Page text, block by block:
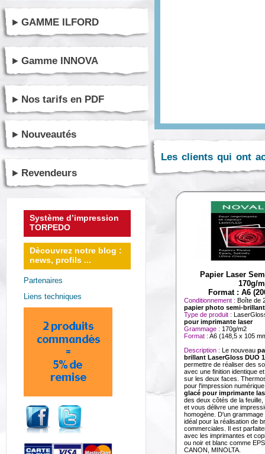
GAMME ILFORD
Gamme INNOVA
Nos tarifs en PDF
Nouveautés
Revendeurs
Système d’impression
TORPEDO
Dècouvrez notre blog :
news, profils ...
Partenaires
Liens techniques
Les clients qui ont
Papier Laser
170g/
Format : A6
Conditionnement : Boîte de
papier photo semi-
Type de produit :
pour imprimante laser
Grammage : 170g/m2
Format : A6 (148,5 x 105
Description : Le nouveau
brillant LaserGloss DUO
permettre de réaliser des
avec une finition identique
sur les deux faces.
pour l'impression
glacé pour imprimante
des deux côtés de la
et vous délivre une
homogène. D'un
idéal pour la réalisation de
commerciales. Il est
avec les imprimantes et
ou noir et blanc comme
CANON, MINOLTA.